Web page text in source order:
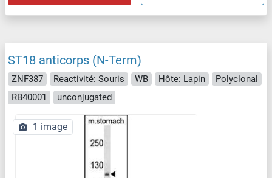
ST18 anticorps (N-Term)
ZNF387 Reactivité: Souris WB Hôte: Lapin
Polyclonal
RB40001
unconjugated
1 image